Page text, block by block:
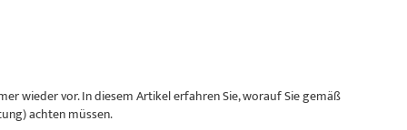
wieder vor. In diesem Artikel erfahren Sie, worauf Sie gemäß
achten müssen.